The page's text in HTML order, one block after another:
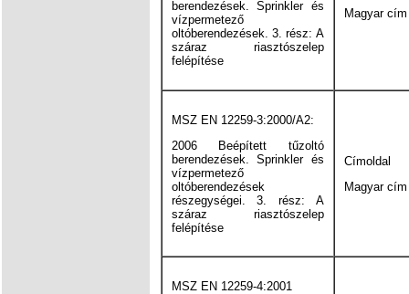
berendezések. Sprinkler és
vízpermetező
oltóberendezések. 3. rész: A
száraz riasztószelep
felépítése
Magyar cím
MSZ EN 12259-3:2000/A2:
2006 Beépített tűzoltó
berendezések. Sprinkler és
vízpermetező
oltóberendezések
részegységei. 3. rész: A
száraz riasztószelep
felépítése
Címoldal
Magyar cím
MSZ EN 12259-4:2001